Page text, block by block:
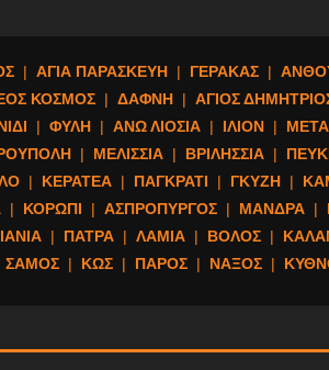
| ΑΓΙΑ ΠΑΡΑΣΚΕΥΗ | ΓΕΡΑΚΑΣ |
ΚΟΣΜΟΣ | ΔΑΦΝΗ | ΑΓΙΟΣ
| ΦΥΛΗ | ΑΝΩ ΛΙΟΣΙΑ | ΙΛΙΟΝ |
| ΜΕΛΙΣΣΙΑ | ΒΡΙΛΗΣΣΙΑ |
| ΚΕΡΑΤΕΑ | ΠΑΓΚΡΑΤΙ | ΓΚΥΖΗ |
| ΚΟΡΩΠΙ | ΑΣΠΡΟΠΥΡΓΟΣ | ΜΑΝΔΡΑ |
| ΠΑΤΡΑ | ΛΑΜΙΑ | ΒΟΛΟΣ |
ΣΑΜΟΣ | ΚΩΣ | ΠΑΡΟΣ | ΝΑΞΟΣ |